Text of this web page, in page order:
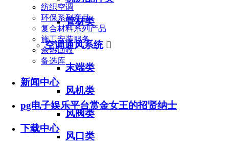
纺织空调
环保系列产品
复合材料系列产品
施工安装服务
余热回收
备选库
新闻中心
pg电子娱乐平台赏金女王的招贤纳士
下载中心
管材类
空调通风系统 
末端类
风机类
风阀类
风口类